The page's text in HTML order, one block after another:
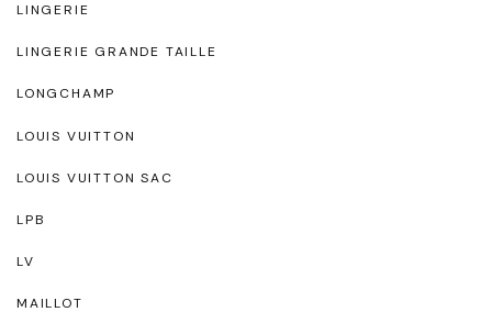
LINGERIE
LINGERIE GRANDE TAILLE
LONGCHAMP
LOUIS VUITTON
LOUIS VUITTON SAC
LPB
LV
MAILLOT